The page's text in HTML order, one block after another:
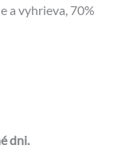
a vyhrieva, 70%
dni.